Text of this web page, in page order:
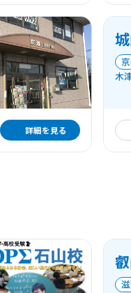
詳細を見る
木
詳